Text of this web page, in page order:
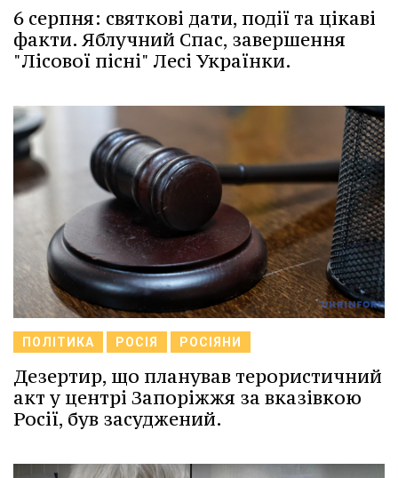
6 серпня: святкові дати, події та цікаві
факти. Яблучний Спас, завершення
"Лісової пісні" Лесі Українки.
ПОЛІТИКА РОСІЯ РОСІЯНИ
Дезертир, що планував терористичний
акт у центрі Запоріжжя за вказівкою
Росії, був засуджений.